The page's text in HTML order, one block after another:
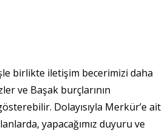
birlikte iletişim becerimizi daha
ve Başak burçlarının
Dolayısıyla Merkür’e ait
yapacağımız duyuru ve